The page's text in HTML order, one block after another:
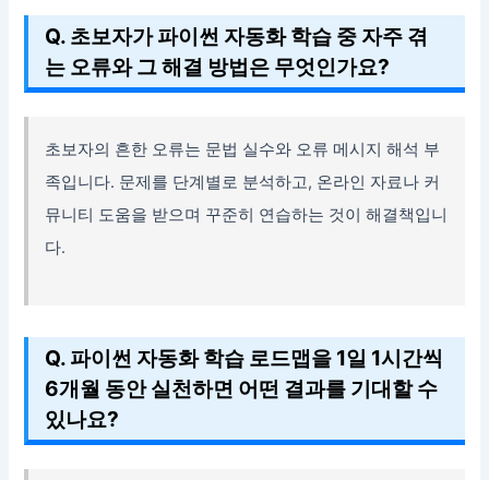
Q. 초보자가 파이썬 자동화 학습 중 자주 겪
는 오류와 그 해결 방법은 무엇인가요?
초보자의 흔한 오류는 문법 실수와 오류 메시지 해석 부
족입니다. 문제를 단계별로 분석하고, 온라인 자료나 커
뮤니티 도움을 받으며 꾸준히 연습하는 것이 해결책입니
다.
Q. 파이썬 자동화 학습 로드맵을 1일 1시간씩
6개월 동안 실천하면 어떤 결과를 기대할 수
있나요?